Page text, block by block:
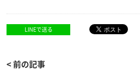
LINEで送る
< 前の記事